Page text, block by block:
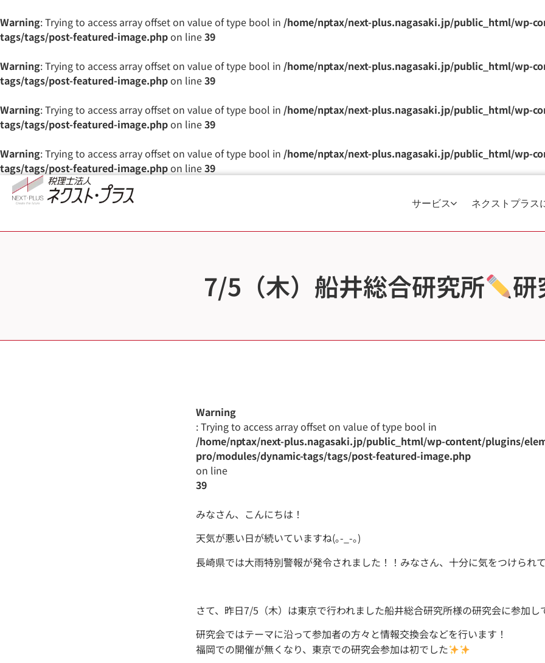
Warning: Trying to access array offset on value of type bool in /home/nptax/next-plus.nagasaki.jp/public_html/wp-
tags/tags/post-featured-image.phpon line39
Warning: Trying to access array offset on value of type bool in /home/nptax/next-plus.nagasaki.jp/public_html/wp-
tags/tags/post-featured-image.phpon line39
Warning: Trying to access array offset on value of type bool in /home/nptax/next-plus.nagasaki.jp/public_html/wp-
tags/tags/post-featured-image.phpon line39
Warning: Trying to access array offset on value of type bool in /home/nptax/next-plus.nagasaki.jp/public_html/wp-
tags/tags/post-featured-image.phpon line39
サービス ネクストプラス
7/5（木）船井総合研究所 研
Warning
: Trying to access array offset on value of type bool in
/home/nptax/next-plus.nagasaki.jp/public_html/wp-content/plugins/
pro/modules/dynamic-tags/tags/post-featured-image.php
on line
39
みなさん、こんにちは！
天気が悪い日が続いていますね(｡-_-｡)
長崎県では大雨特別警報が発令されました！！みなさん、十分に気をつけられ
さて、昨日7/5（木）は東京で行われました船井総合研究所様の研究会に参加し
研究会ではテーマに沿って参加者の方々と情報交換会などを行います！
福岡での開催が無くなり、東京での研究会参加は初でした